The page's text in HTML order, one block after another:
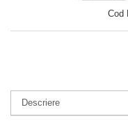
Cod
Descriere